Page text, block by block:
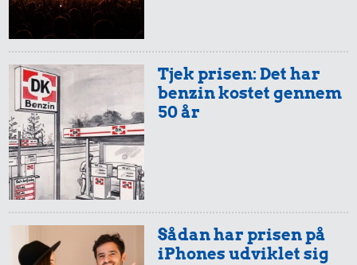
Tjek prisen: Det har
benzin kostet gennem
50 år
Sådan har prisen på
iPhones udviklet sig